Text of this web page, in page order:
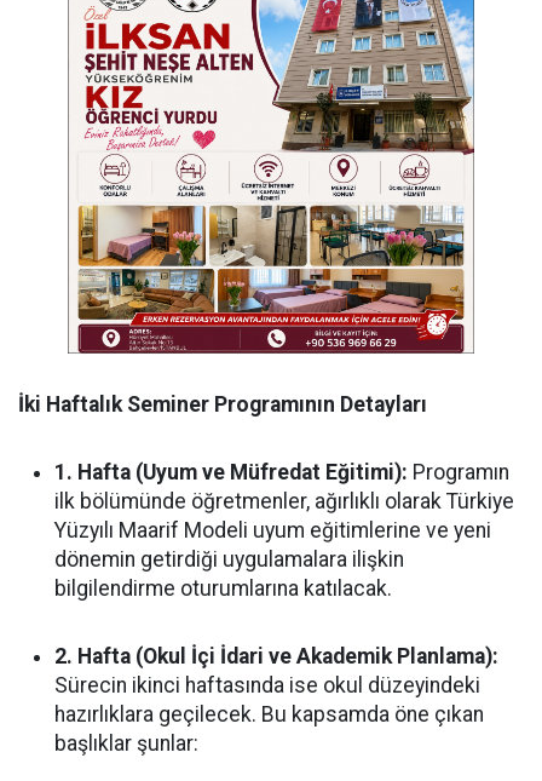
İki Haftalık Seminer Programının Detayları
1. Hafta (Uyum ve Müfredat Eğitimi): Programın
ilk bölümünde öğretmenler, ağırlıklı olarak Türkiye
Yüzyılı Maarif Modeli uyum eğitimlerine ve yeni
dönemin getirdiği uygulamalara ilişkin
bilgilendirme oturumlarına katılacak.
2. Hafta (Okul İçi İdari ve Akademik Planlama):
Sürecin ikinci haftasında ise okul düzeyindeki
hazırlıklara geçilecek. Bu kapsamda öne çıkan
başlıklar şunlar: